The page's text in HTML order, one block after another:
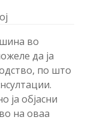
во
да ја
по што
ја објасни
на оваа